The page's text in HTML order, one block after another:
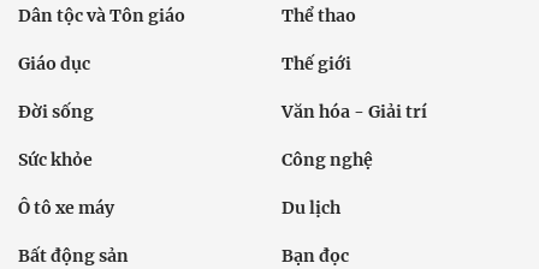
Dân tộc và Tôn giáo Thể thao
Giáo dục Thế giới
Đời sống Văn hóa - Giải trí
Sức khỏe Công nghệ
Ô tô xe máy Du lịch
Bất động sản Bạn đọc